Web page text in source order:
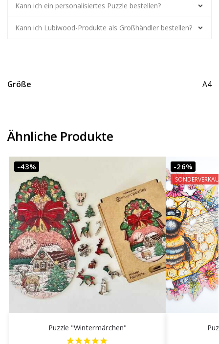
Kann ich ein personalisiertes Puzzle bestellen?
Kann ich Lubiwood-Produkte als Großhändler bestellen?
Größe A4
Ähnliche Produkte
-43%
Puzzle "Wintermärchen"
-26%